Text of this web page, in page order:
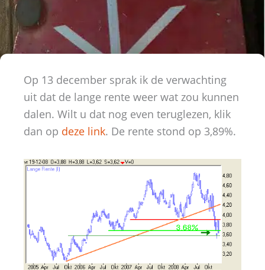
Op 13 december sprak ik de verwachting
uit dat de lange rente weer wat zou kunnen
dalen. Wilt u dat nog even teruglezen, klik
dan op deze link. De rente stond op 3,89%.